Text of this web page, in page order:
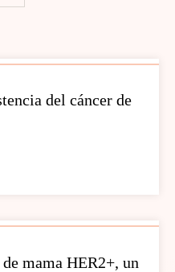
del cáncer de
mama HER2+, un